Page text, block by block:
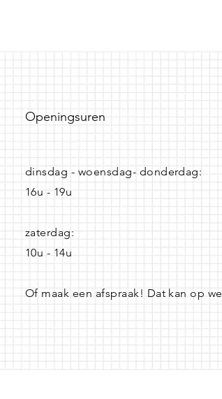
Openingsuren
dinsdag - woensdag- donderdag:
16u - 19u
zaterdag:
10u - 14u
Of maak een afspraak! Dat kan op